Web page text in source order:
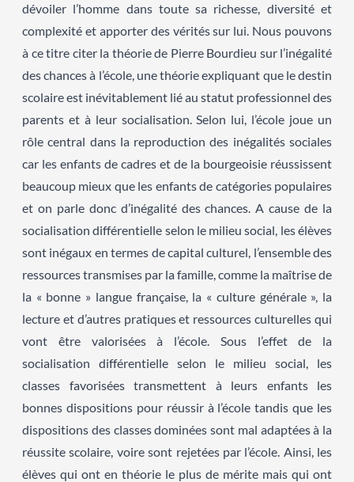
dévoiler l’homme dans toute sa richesse, diversité et
complexité et apporter des vérités sur lui. Nous pouvons
à ce titre citer la théorie de Pierre Bourdieu sur l’inégalité
des chances à l’école, une théorie expliquant que le destin
scolaire est inévitablement lié au statut professionnel des
parents et à leur socialisation. Selon lui, l’école joue un
rôle central dans la reproduction des inégalités sociales
car les enfants de cadres et de la bourgeoisie réussissent
beaucoup mieux que les enfants de catégories populaires
et on parle donc d’inégalité des chances. A cause de la
socialisation différentielle selon le milieu social, les élèves
sont inégaux en termes de capital culturel, l’ensemble des
ressources transmises par la famille, comme la maîtrise de
la « bonne » langue française, la « culture générale », la
lecture et d’autres pratiques et ressources culturelles qui
vont être valorisées à l’école. Sous l’effet de la
socialisation différentielle selon le milieu social, les
classes favorisées transmettent à leurs enfants les
bonnes dispositions pour réussir à l’école tandis que les
dispositions des classes dominées sont mal adaptées à la
réussite scolaire, voire sont rejetées par l’école. Ainsi, les
élèves qui ont en théorie le plus de mérite mais qui ont